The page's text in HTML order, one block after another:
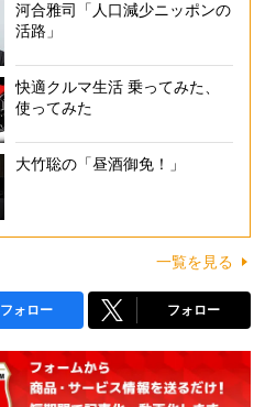
河合雅司「人口減少ニッポンの
活路」
快適クルマ生活 乗ってみた、
使ってみた
大竹聡の「昼酒御免！」
一覧を見る
フォロー フォロー